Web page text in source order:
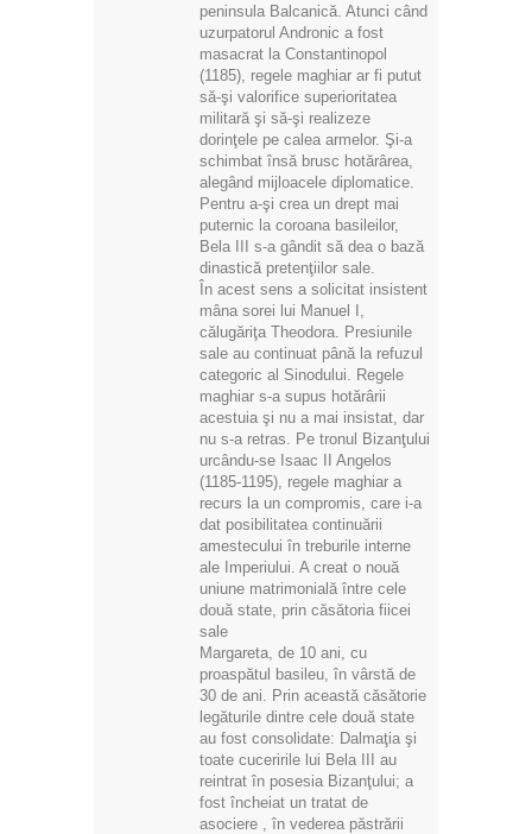
peninsula Balcanică. Atunci când
uzurpatorul Andronic a fost
masacrat la Constantinopol
(1185), regele maghiar ar fi putut
să-şi valorifice superioritatea
militară şi să-şi realizeze
dorinţele pe calea armelor. Şi-a
schimbat însă brusc hotărârea,
alegând mijloacele diplomatice.
Pentru a-şi crea un drept mai
puternic la coroana basileilor,
Bela III s-a gândit să dea o bază
dinastică pretenţiilor sale.
În acest sens a solicitat insistent
mâna sorei lui Manuel I,
călugăriţa Theodora. Presiunile
sale au continuat până la refuzul
categoric al Sinodului. Regele
maghiar s-a supus hotărârii
acestuia şi nu a mai insistat, dar
nu s-a retras. Pe tronul Bizanţului
urcându-se Isaac II Angelos
(1185-1195), regele maghiar a
recurs la un compromis, care i-a
dat posibilitatea continuării
amestecului în treburile interne
ale Imperiului. A creat o nouă
uniune matrimonială între cele
două state, prin căsătoria fiicei
sale
Margareta, de 10 ani, cu
proaspătul basileu, în vârstă de
30 de ani. Prin această căsătorie
legăturile dintre cele două state
au fost consolidate: Dalmaţia şi
toate cuceririle lui Bela III au
reintrat în posesia Bizanţului; a
fost încheiat un tratat de
asociere , în vederea păstrării